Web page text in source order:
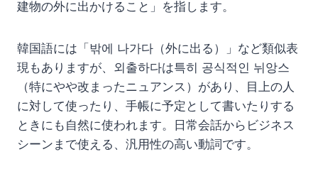
建物の外に出かけること」を指します。
韓国語には「밖에 나가다（外に出る）」など類似表
現もありますが、외출하다は특히 공식적인 뉘앙스
（特にやや改まったニュアンス）があり、目上の人
に対して使ったり、手帳に予定として書いたりする
ときにも自然に使われます。日常会話からビジネス
シーンまで使える、汎用性の高い動詞です。